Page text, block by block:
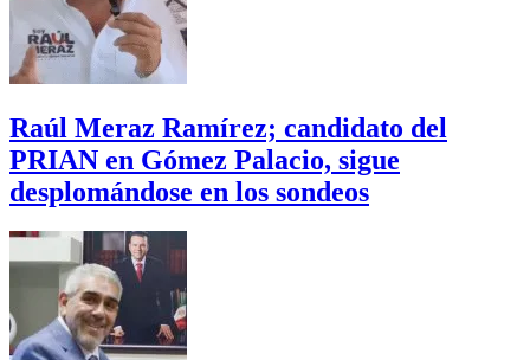
Raúl Meraz Ramírez; candidato del
PRIAN en Gómez Palacio, sigue
desplomándose en los sondeos